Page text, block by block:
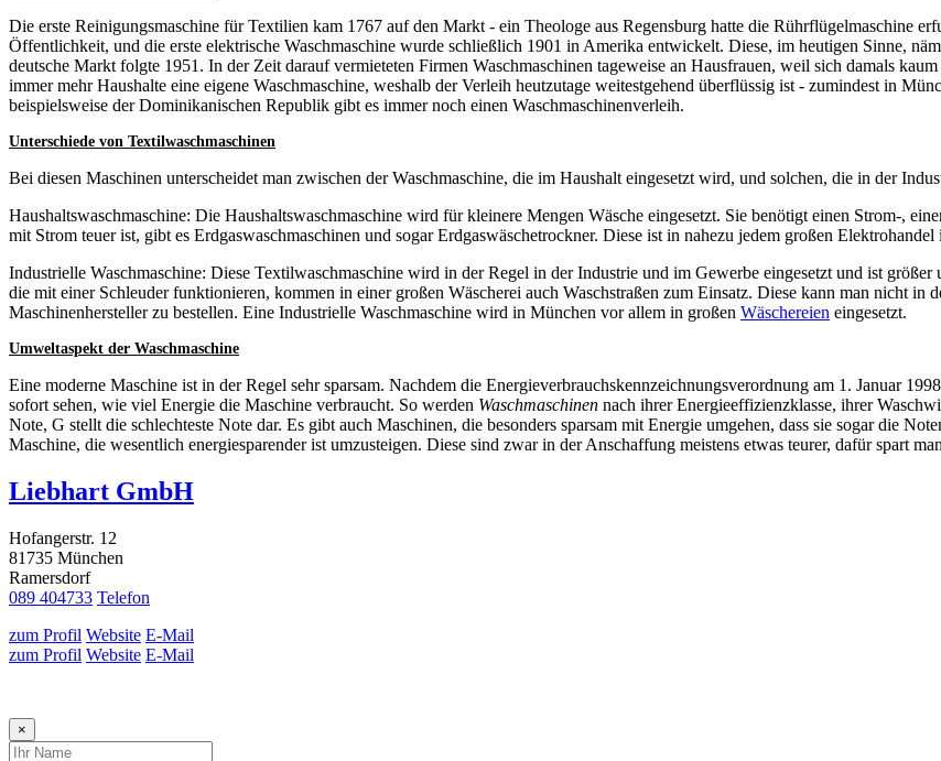
Die erste Reinigungsmaschine für Textilien kam 1767 auf den Markt - ein Theologe aus Regensburg hatte die Rührflügelmaschine
Öffentlichkeit, und die erste elektrische Waschmaschine wurde schließlich 1901 in Amerika entwickelt. Diese, im heutigen Sinne,
deutsche Markt folgte 1951. In der Zeit darauf vermieteten Firmen Waschmaschinen tageweise an Hausfrauen, weil sich damals
immer mehr Haushalte eine eigene Waschmaschine, weshalb der Verleih heutzutage weitestgehend überflüssig ist - zumindest in
beispielsweise der Dominikanischen Republik gibt es immer noch einen Waschmaschinenverleih.
Unterschiede von Textilwaschmaschinen
Bei diesen Maschinen unterscheidet man zwischen der Waschmaschine, die im Haushalt eingesetzt wird, und solchen, die in der
Haushaltswaschmaschine: Die Haushaltswaschmaschine wird für kleinere Mengen Wäsche eingesetzt. Sie benötigt einen Strom-,
mit Strom teuer ist, gibt es Erdgaswaschmaschinen und sogar Erdgaswäschetrockner. Diese ist in nahezu jedem großen
Industrielle Waschmaschine: Diese Textilwaschmaschine wird in der Regel in der Industrie und im Gewerbe eingesetzt und ist größer
die mit einer Schleuder funktionieren, kommen in einer großen Wäscherei auch Waschstraßen zum Einsatz. Diese kann man nicht in
Maschinenhersteller zu bestellen. Eine Industrielle Waschmaschine wird in München vor allem in großen Wäschereien eingesetzt.
Umweltaspekt der Waschmaschine
Eine moderne Maschine ist in der Regel sehr sparsam. Nachdem die Energieverbrauchskennzeichnungsverordnung am 1. Januar
sofort sehen, wie viel Energie die Maschine verbraucht. So werden Waschmaschinen nach ihrer Energieeffizienzklasse, ihrer
Note, G stellt die schlechteste Note dar. Es gibt auch Maschinen, die besonders sparsam mit Energie umgehen, dass sie sogar die
Maschine, die wesentlich energiesparender ist umzusteigen. Diese sind zwar in der Anschaffung meistens etwas teurer, dafür spart
Liebhart GmbH
Hofangerstr. 12
81735 München
Ramersdorf
089 404733 Telefon
zum Profil Website E-Mail
zum Profil Website E-Mail
×